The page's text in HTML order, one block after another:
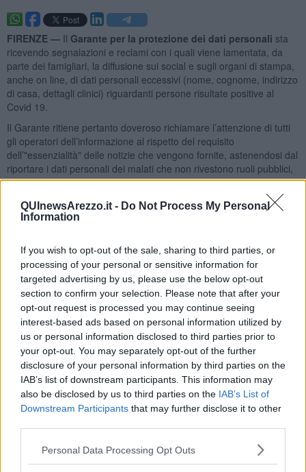
QUInewsArezzo.it - Do Not Process My Personal
Information
If you wish to opt-out of the sale, sharing to third parties, or
processing of your personal or sensitive information for
targeted advertising by us, please use the below opt-out
section to confirm your selection. Please note that after your
opt-out request is processed you may continue seeing
interest-based ads based on personal information utilized by
us or personal information disclosed to third parties prior to
your opt-out. You may separately opt-out of the further
disclosure of your personal information by third parties on the
IAB’s list of downstream participants. This information may
also be disclosed by us to third parties on the IAB’s List of
Downstream Participants that may further disclose it to other
Personal Data Processing Opt Outs
FIRENZE — Il Garante per la protezione dei dati personali sta
ricevendo segnalazioni e reclami con i quali viene lamentata, da
parte dei famigliari, la diffusione sui social e sugli organi di stampa,
anche on line, di dati personali eccessivi (nome, cognome, indirizzo
di casa, dettagli clinici) riguardanti persone risultate positive al
Covid 19.
Il Garante ritiene pertanto doveroso richiamare l’attenzione di tutti
gli operatori dell’informazione al rispetto del requisito
dell’"essenzialità" delle notizie che vengono fornite, astenendosi dal
riportare i dati personali dei malati che non rivestono ruoli pubblici,
per questi ultimi nella misura in cui la conoscenza della positività
assuma rilievo in ragione del ruolo svolto. In ogni caso devono
essere evitati riferimenti particolareggiati alla situazione clinica delle
persone affette dalla malattia come prescrive l’art. 10 delle Regole
Tali cautele noi di QUInews-ToscanaMedia le adottiamo da
sempre e voi che ci leggete lo constatate ogni giorno.
L’obbligo di rispettare la dignità e la riservatezza dei malati - precisa
il Garante - vige anche per gliutenti dei social, a cominciare da
alcuni amministratori locali, che spesso diffondono dati personali
di persone decedute o contagiate senza valutarne interamente le
conseguenze per gli interessati e per i loro famigliari.
Un obbligo però non rispettato soprattutto oggi ai tempi del
Piero Calamandrei,nel dopoguerra del secolo scorso,
ne “Lo